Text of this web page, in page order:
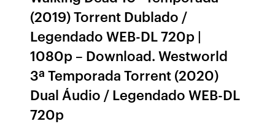
(2019) Torrent Dublado /
Legendado WEB-DL 720p |
1080p – Download. Westworld
3ª Temporada Torrent (2020)
Dual Áudio / Legendado WEB-DL
720p